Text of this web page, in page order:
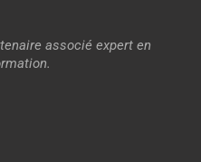
associé expert en